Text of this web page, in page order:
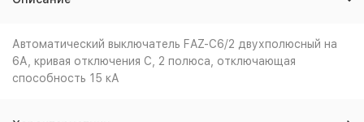
Автоматический выключатель FAZ-C6/2 двухполюсный на
6А, кривая отключения C, 2 полюса, отключающая
способность 15 кА